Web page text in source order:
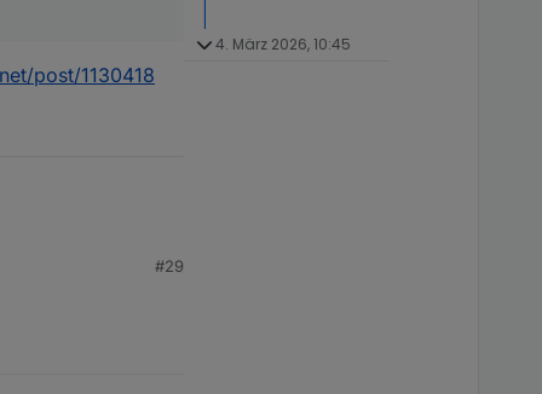
post/1130418
#29
4. März 2026, 10:45